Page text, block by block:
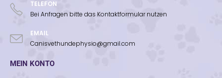
TELEFON
Bei Anfragen bitte das Kontaktformular nutzen
EMAIL
Canisvethundephysio@gmail.com
MEIN KONTO